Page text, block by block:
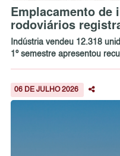
Emplacamento de
rodoviários
Indústria vendeu 12.318
1º semestre apresentou
06 DE JULHO 2026